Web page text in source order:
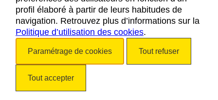
RÈGLES DE CONFIDENTIALITÉ
COOKIES
ACCESSIBILITÉ
profil élaboré à partir de leurs habitudes de
navigation. Retrouvez plus d’informations sur la
Politique d’utilisation des cookies.
Paramétrage de cookies Tout refuser
Tout accepter